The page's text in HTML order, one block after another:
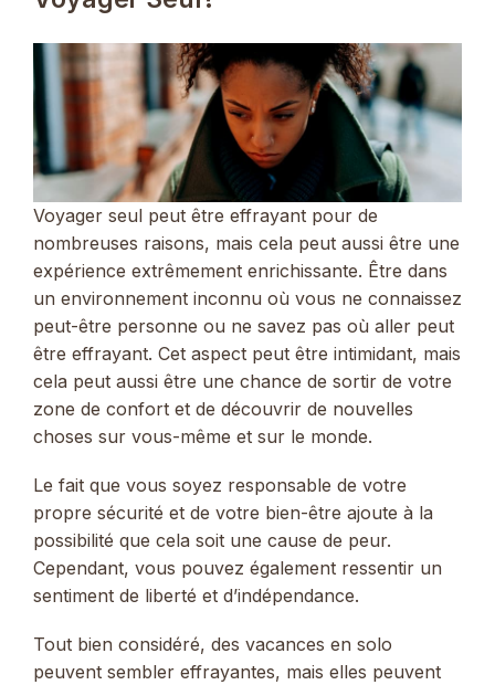
Voyager seul peut être effrayant pour de
nombreuses raisons, mais cela peut aussi être une
expérience extrêmement enrichissante. Être dans
un environnement inconnu où vous ne connaissez
peut-être personne ou ne savez pas où aller peut
être effrayant. Cet aspect peut être intimidant, mais
cela peut aussi être une chance de sortir de votre
zone de confort et de découvrir de nouvelles
choses sur vous-même et sur le monde.
Le fait que vous soyez responsable de votre
propre sécurité et de votre bien-être ajoute à la
possibilité que cela soit une cause de peur.
Cependant, vous pouvez également ressentir un
sentiment de liberté et d’indépendance.
Tout bien considéré, des vacances en solo
peuvent sembler effrayantes, mais elles peuvent